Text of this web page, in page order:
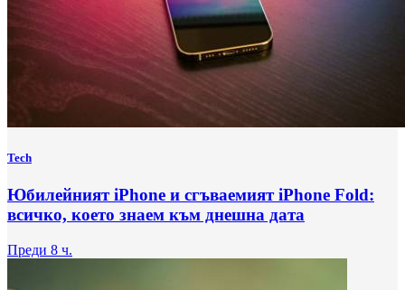
Tech
Юбилейният iPhone и сгъваемият iPhone Fold:
всичко, което знаем към днешна дата
Преди 8 ч.